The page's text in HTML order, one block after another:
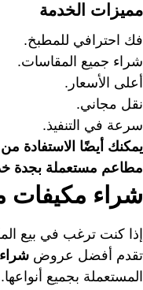
مميزات الخدمة
فك احترافي للمطبخ.
شراء جميع المقاسات.
أعلى الأسعار.
نقل مجاني.
سرعة في التنفيذ.
يمكنك أيضًا الاستفادة
مطاعم مستعملة بجدة
شراء مكيفات
إذا كنت ترغب في بيع
تقدم أفضل عروض
المستعملة بجميع أنواعها.